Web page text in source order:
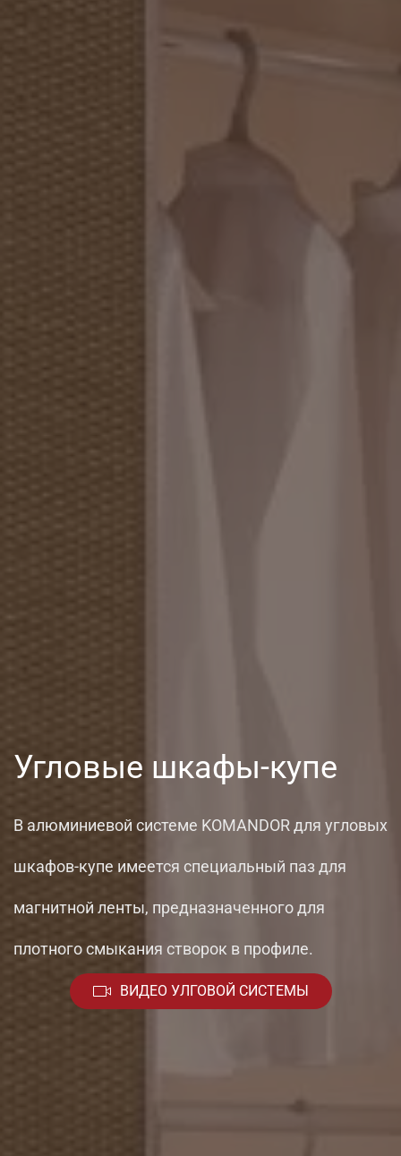
Угловые шкафы-купе
В алюминиевой системе KOMANDOR для угловых
шкафов-купе имеется специальный паз для
магнитной ленты, предназначенного для
плотного смыкания створок в профиле.
ВИДЕО УЛГОВОЙ СИСТЕМЫ